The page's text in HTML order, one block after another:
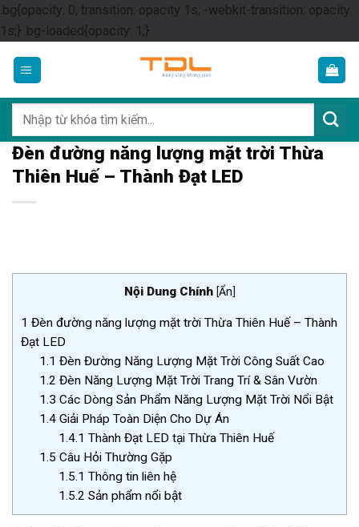
.bg{opacity: 0; transition: opacity 1s; -webkit-transition: opacity
1s;} .bg-loaded{opacity: 1;}Skip
content
kiếm:
Đèn đường năng lượng mặt trời Thừa
Thiên Huế – Thành Đạt LED
Nội Dung Chính [Ẩn]
1 Đèn đường năng lượng mặt trời Thừa Thiên Huế – Thành
Đạt LED
1.1 Đèn Đường Năng Lượng Mặt Trời Công Suất Cao
1.2 Đèn Năng Lượng Mặt Trời Trang Trí & Sân Vườn
1.3 Các Dòng Sản Phẩm Năng Lượng Mặt Trời Nổi Bật
1.4 Giải Pháp Toàn Diện Cho Dự Án
1.4.1 Thành Đạt LED tại Thừa Thiên Huế
1.5 Câu Hỏi Thường Gặp
1.5.1 Thông tin liên hệ
1.5.2 Sản phẩm nổi bật